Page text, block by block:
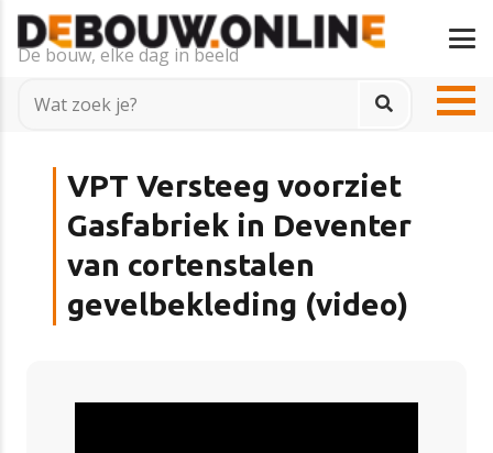
De bouw, elke dag in beeld
VPT Versteeg voorziet
Gasfabriek in Deventer
van cortenstalen
gevelbekleding (video)